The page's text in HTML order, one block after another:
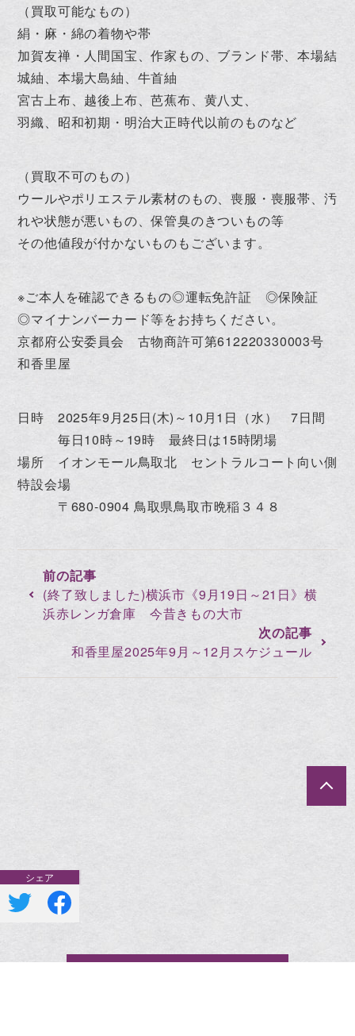
（買取可能なもの）
絹・麻・綿の着物や帯
加賀友禅・人間国宝、作家もの、ブランド帯、本場結
城紬、本場大島紬、牛首紬
宮古上布、越後上布、芭蕉布、黄八丈、
羽織、昭和初期・明治大正時代以前のものなど
（買取不可のもの）
ウールやポリエステル素材のもの、喪服・喪服帯、汚
れや状態が悪いもの、保管臭のきついもの等
その他値段が付かないものもございます。
※ご本人を確認できるもの◎運転免許証 ◎保険証
◎マイナンバーカード等をお持ちください。
京都府公安委員会 古物商許可第612220330003号
和香里屋
日時 2025年9月25日(木)～10月1日（水） 7日間
毎日10時～19時 最終日は15時閉場
場所 イオンモール鳥取北 セントラルコート向い側
特設会場
〒680-0904 鳥取県鳥取市晩稲３４８
(終了致しました)横浜市《9月19日～21日》横
浜赤レンガ倉庫 今昔きもの大市
和香里屋2025年9月～12月スケジュール